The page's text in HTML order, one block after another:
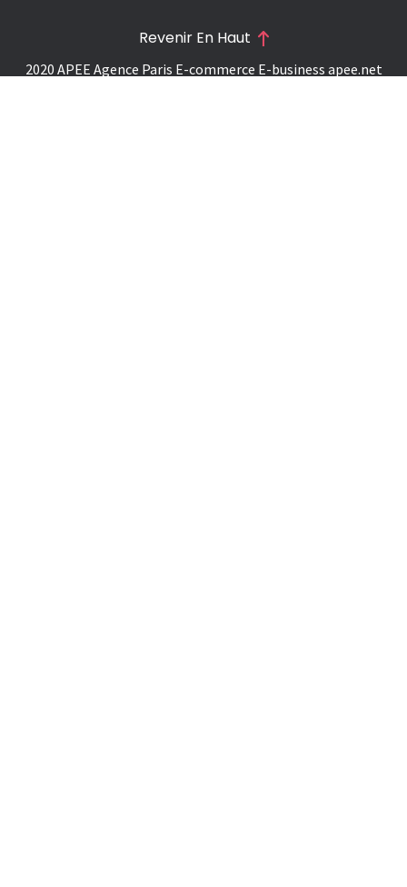
2020 APEE Agence Paris E-commerce E-business apee.net
Revenir En Haut